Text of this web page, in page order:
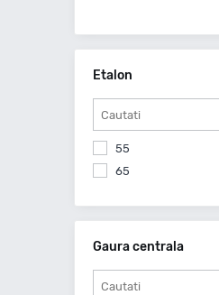
Etalon
55
65
Gaura centrala